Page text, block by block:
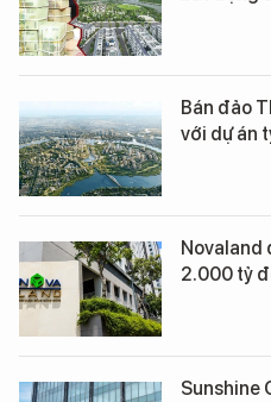
Bán đảo
với dự án
Novaland
2.000 tỷ
Sunshine